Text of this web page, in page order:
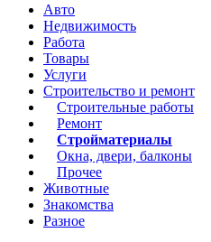
Авто
Недвижимость
Работа
Товары
Услуги
Строительство и ремонт
Строительные работы
Ремонт
Стройматериалы
Окна, двери, балконы
Прочее
Животные
Знакомства
Разное